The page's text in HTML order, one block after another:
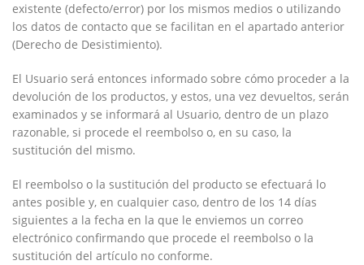
existente (defecto/error) por los mismos medios o utilizando
los datos de contacto que se facilitan en el apartado anterior
(Derecho de Desistimiento).
El Usuario será entonces informado sobre cómo proceder a la
devolución de los productos, y estos, una vez devueltos, serán
examinados y se informará al Usuario, dentro de un plazo
razonable, si procede el reembolso o, en su caso, la
sustitución del mismo.
El reembolso o la sustitución del producto se efectuará lo
antes posible y, en cualquier caso, dentro de los 14 días
siguientes a la fecha en la que le enviemos un correo
electrónico confirmando que procede el reembolso o la
sustitución del artículo no conforme.